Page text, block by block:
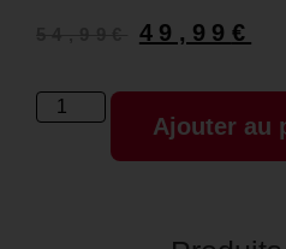
49,99 €
Ajouter au